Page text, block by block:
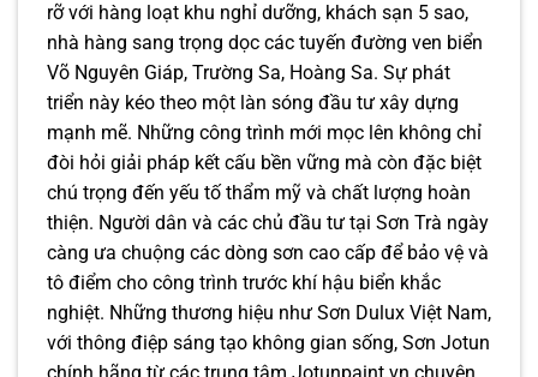
rỡ với hàng loạt khu nghỉ dưỡng, khách sạn 5 sao,
nhà hàng sang trọng dọc các tuyến đường ven biển
Võ Nguyên Giáp, Trường Sa, Hoàng Sa. Sự phát
triển này kéo theo một làn sóng đầu tư xây dựng
mạnh mẽ. Những công trình mới mọc lên không chỉ
đòi hỏi giải pháp kết cấu bền vững mà còn đặc biệt
chú trọng đến yếu tố thẩm mỹ và chất lượng hoàn
thiện. Người dân và các chủ đầu tư tại Sơn Trà ngày
càng ưa chuộng các dòng sơn cao cấp để bảo vệ và
tô điểm cho công trình trước khí hậu biển khắc
nghiệt. Những thương hiệu như Sơn Dulux Việt Nam,
với thông điệp sáng tạo không gian sống, Sơn Jotun